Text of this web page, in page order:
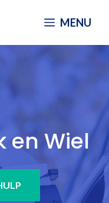
MENU
en Wiel